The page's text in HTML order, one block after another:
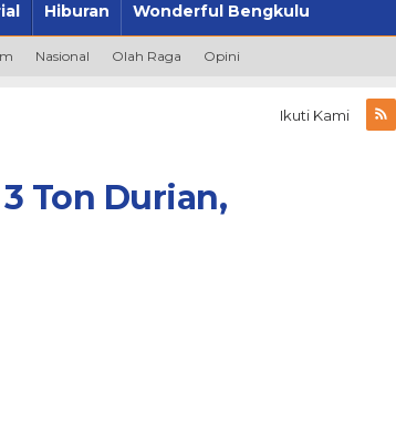
Hiburan Wonderful Bengkulu
Nasional Olah Raga Opini
Ikuti Kami
Ton Durian,